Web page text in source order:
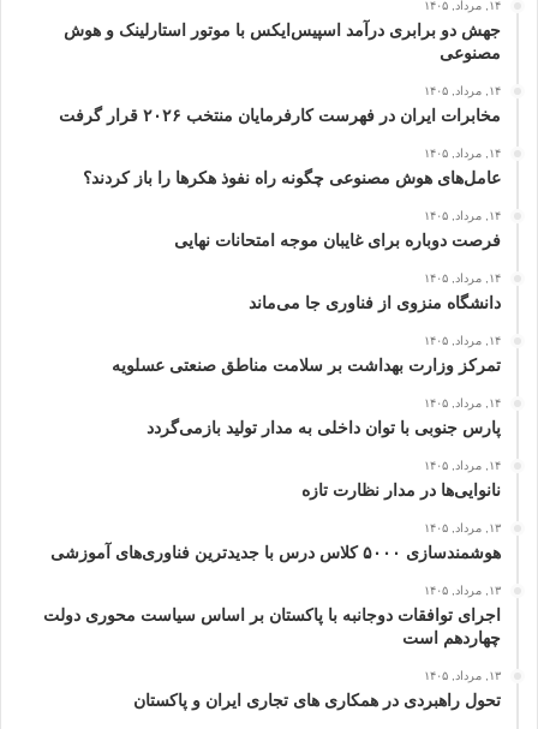
۱۴, مرداد, ۱۴۰۵
جهش دو برابری درآمد اسپیس‌ایکس با موتور استارلینک و هوش
مصنوعی
۱۴, مرداد, ۱۴۰۵
مخابرات ایران در فهرست کارفرمایان منتخب ۲۰۲۶ قرار گرفت
۱۴, مرداد, ۱۴۰۵
عامل‌های هوش مصنوعی چگونه راه نفوذ هکرها را باز کردند؟
۱۴, مرداد, ۱۴۰۵
فرصت دوباره برای غایبان موجه امتحانات نهایی
۱۴, مرداد, ۱۴۰۵
دانشگاه منزوی از فناوری جا می‌ماند
۱۴, مرداد, ۱۴۰۵
تمرکز وزارت بهداشت بر سلامت مناطق صنعتی عسلویه
۱۴, مرداد, ۱۴۰۵
پارس جنوبی با توان داخلی به مدار تولید بازمی‌گردد
۱۴, مرداد, ۱۴۰۵
نانوایی‌ها در مدار نظارت تازه
۱۳, مرداد, ۱۴۰۵
هوشمندسازی ۵۰۰۰ کلاس درس با جدیدترین فناوری‌های آموزشی
۱۳, مرداد, ۱۴۰۵
اجرای توافقات دوجانبه با پاکستان بر اساس سیاست محوری دولت
چهاردهم است
۱۳, مرداد, ۱۴۰۵
تحول راهبردی در همکاری های تجاری ایران و پاکستان